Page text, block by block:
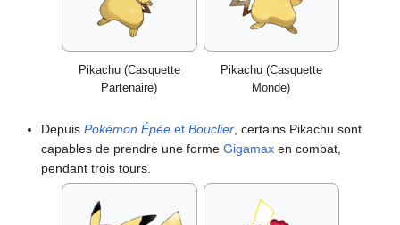
Pikachu (Casquette
Partenaire)
Pikachu (Casquette
Monde)
DepuisPokémon Épée etBouclier , certains Pikachu sont
capables de prendre une formeGigamax en combat,
pendant trois tours.